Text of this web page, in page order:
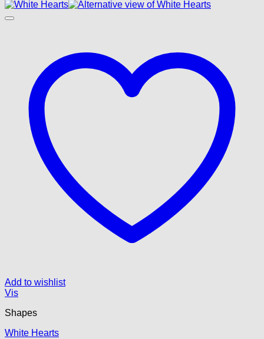
Add to wishlist
Vis
Shapes
White Hearts